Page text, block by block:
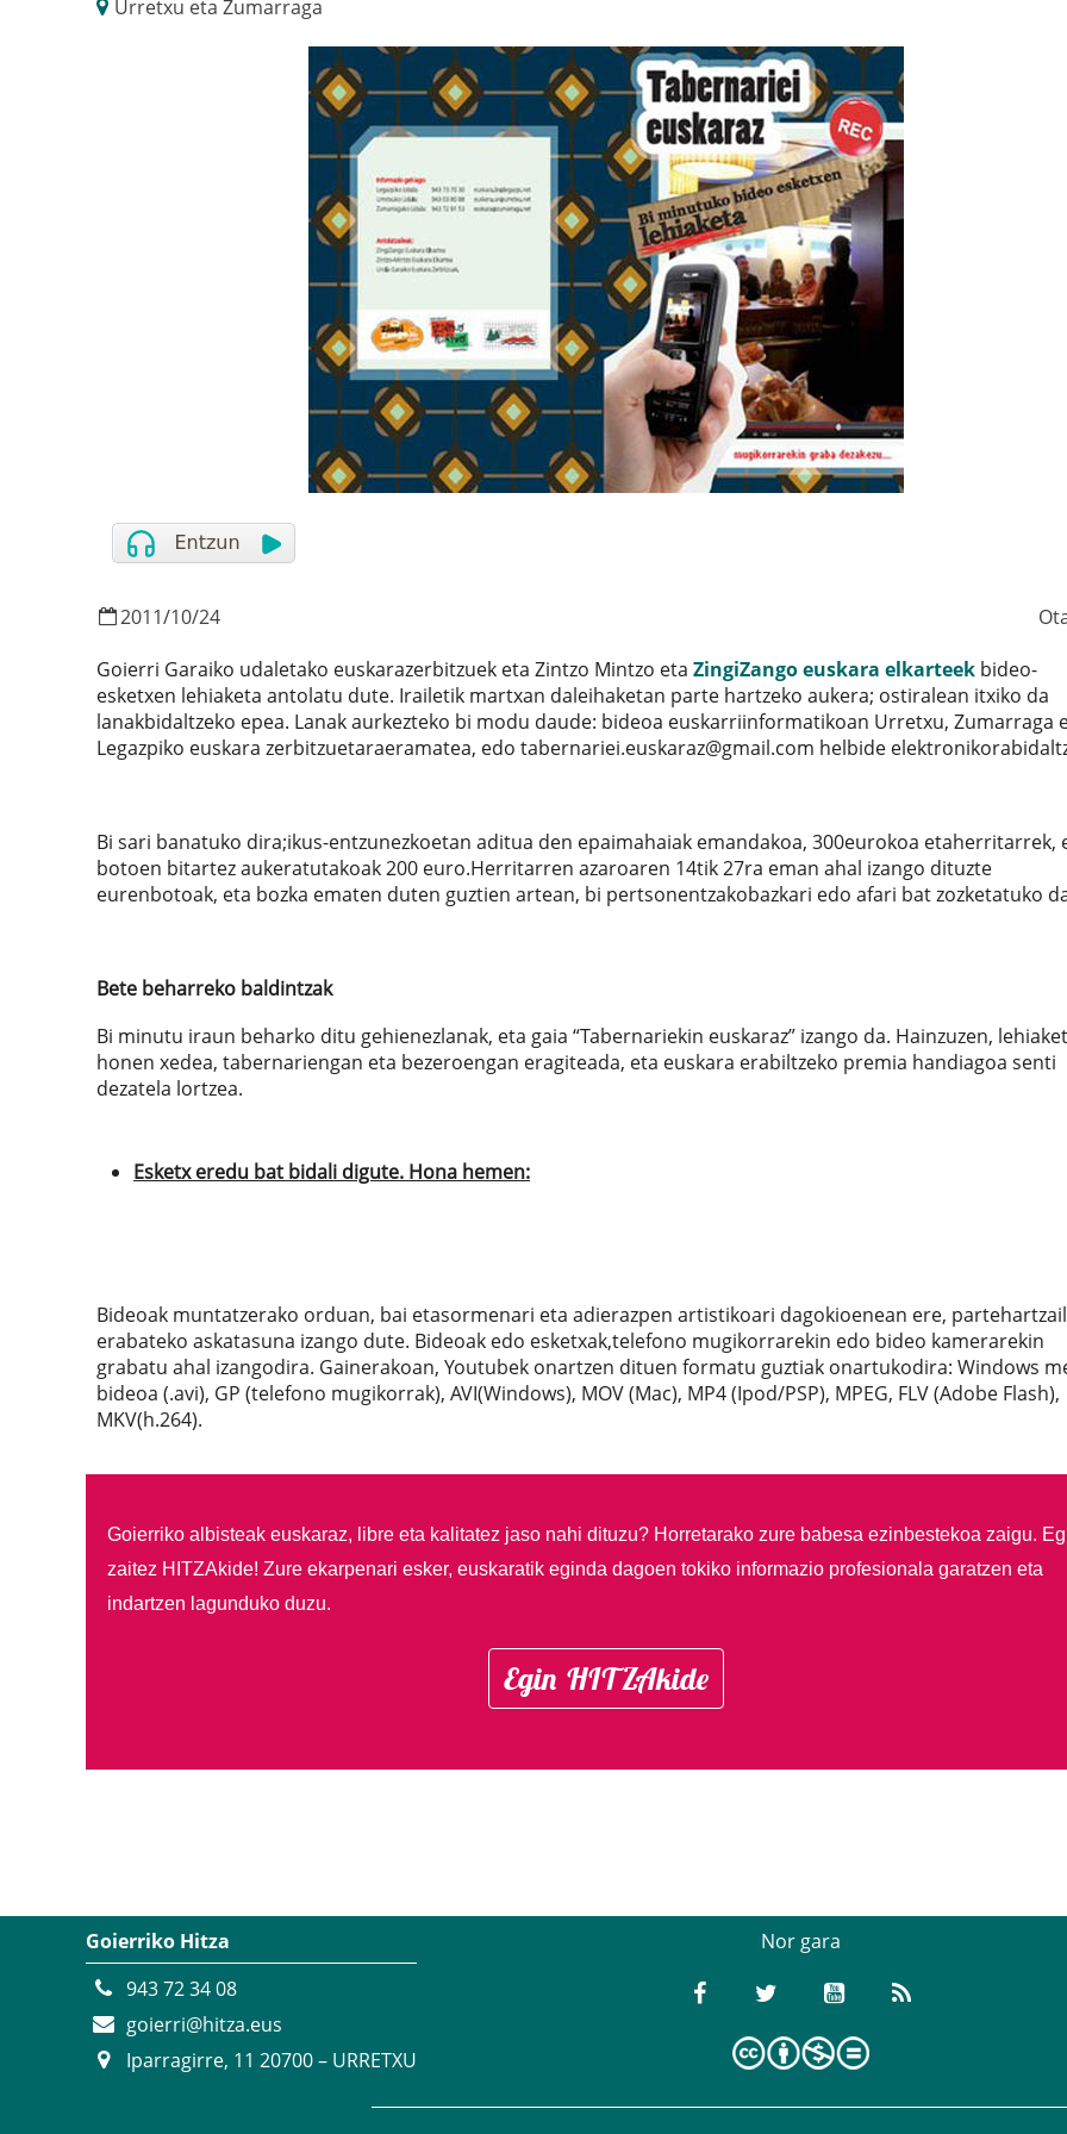
Urretxu eta Zumarraga
2011/10/24
Goierri Garaiko udaletako euskarazerbitzuek eta Zintzo Mintzo eta ZingiZango euskara elkarteekbideo-
esketxen lehiaketa antolatu dute. Irailetik martxan daleihaketan parte hartzeko aukera; ostiralean itxiko da
lanakbidaltzeko epea. Lanak aurkezteko bi modu daude: bideoa euskarriinformatikoan Urretxu, Zumarraga
Legazpiko euskara zerbitzuetaraeramatea, edo tabernariei.euskaraz@gmail.com helbide
Bi sari banatuko dira;ikus-entzunezkoetan aditua den epaimahaiak emandakoa, 300eurokoa etaherritarrek,
botoen bitartez aukeratutakoak 200 euro.Herritarren azaroaren 14tik 27ra eman ahal izango dituzte
eurenbotoak, eta bozka ematen duten guztien artean, bi pertsonentzakobazkari edo afari bat zozketatuko
Bete beharreko baldintzak
Bi minutu iraun beharko ditu gehienezlanak, eta gaia “Tabernariekin euskaraz” izango da. Hainzuzen,
honen xedea, tabernariengan eta bezeroengan eragiteada, eta euskara erabiltzeko premia handiagoa senti
dezatela lortzea.
Esketx eredu bat bidali digute. Hona hemen:
Bideoak muntatzerako orduan, bai etasormenari eta adierazpen artistikoari dagokioenean ere,
erabateko askatasuna izango dute. Bideoak edo esketxak,telefono mugikorrarekin edo bideo kamerarekin
grabatu ahal izangodira. Gainerakoan, Youtubek onartzen dituen formatu guztiak onartukodira: Windows
bideoa (.avi), GP (telefono mugikorrak), AVI(Windows), MOV (Mac), MP4 (Ipod/PSP), MPEG, FLV (Adobe Flash),
MKV(h.264).
Goierriko albisteak euskaraz, libre eta kalitatez jaso nahi dituzu? Horretarako zure babesa ezinbestekoa zaigu.
zaitez HITZAkide! Zure ekarpenari esker, euskaratik eginda dagoen tokiko informazio profesionala garatzen eta
indartzen lagunduko duzu.
Egin HITZAkide
Goierriko Hitza
943 72 34 08
goierri@hitza.eus
Iparragirre, 11 20700 – URRETXU
Nor gara